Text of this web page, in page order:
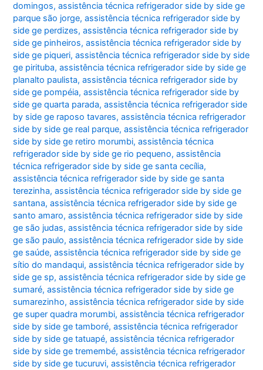
domingos,assistência técnica refrigerador side by side ge
parque são jorge,assistência técnica refrigerador side by
side ge perdizes,assistência técnica refrigerador side by
side ge pinheiros,assistência técnica refrigerador side by
side ge piqueri,assistência técnica refrigerador side by side
ge pirituba,assistência técnica refrigerador side by side ge
planalto paulista,assistência técnica refrigerador side by
side ge pompéia,assistência técnica refrigerador side by
side ge quarta parada,assistência técnica refrigerador side
by side ge raposo tavares,assistência técnica refrigerador
side by side ge real parque,assistência técnica refrigerador
side by side ge retiro morumbi,assistência técnica
refrigerador side by side ge rio pequeno,assistência
técnica refrigerador side by side ge santa cecília,
assistência técnica refrigerador side by side ge santa
terezinha,assistência técnica refrigerador side by side ge
santana,assistência técnica refrigerador side by side ge
santo amaro,assistência técnica refrigerador side by side
ge são judas,assistência técnica refrigerador side by side
ge são paulo,assistência técnica refrigerador side by side
ge saúde,assistência técnica refrigerador side by side ge
sítio do mandaqui,assistência técnica refrigerador side by
side ge sp,assistência técnica refrigerador side by side ge
sumaré,assistência técnica refrigerador side by side ge
sumarezinho,assistência técnica refrigerador side by side
ge super quadra morumbi,assistência técnica refrigerador
side by side ge tamboré,assistência técnica refrigerador
side by side ge tatuapé,assistência técnica refrigerador
side by side ge tremembé,assistência técnica refrigerador
side by side ge tucuruvi,assistência técnica refrigerador